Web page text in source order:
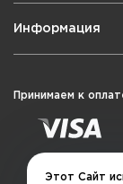
Информация
Принимаем к
Этот Сайт